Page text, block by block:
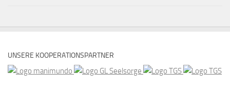
UNSERE KOOPERATIONSPARTNER